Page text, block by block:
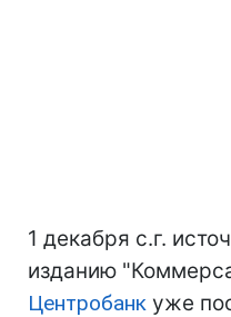
1 декабря с.г.
изданию
Центробанк уже